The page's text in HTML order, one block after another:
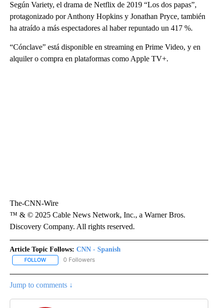
Según Variety, el drama de Netflix de 2019 “Los dos papas”,
protagonizado por Anthony Hopkins y Jonathan Pryce, también
ha atraído a más espectadores al haber repuntado un 417 %.
“Cónclave” está disponible en streaming en Prime Video, y en
alquiler o compra en plataformas como Apple TV+.
The-CNN-Wire
™ & © 2025 Cable News Network, Inc., a Warner Bros.
Discovery Company. All rights reserved.
Article Topic Follows: CNN - Spanish
FOLLOW FOLLOW "CNN - SPANISH" TO RECEIVE NOTIFICATIONS ABOUT
0 Followers
Jump to comments ↓